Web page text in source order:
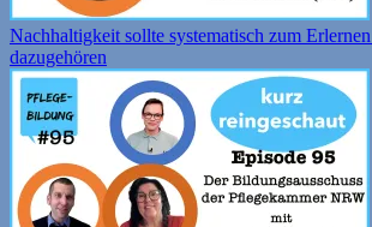
Nachhaltigkeit sollte systematisch zum
dazugehören